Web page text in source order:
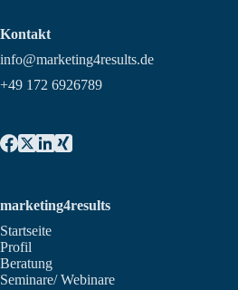
Kontakt
info@marketing4results.de
+49 172 6926789
marketing4results
Startseite
Profil
Beratung
Seminare/ Webinare